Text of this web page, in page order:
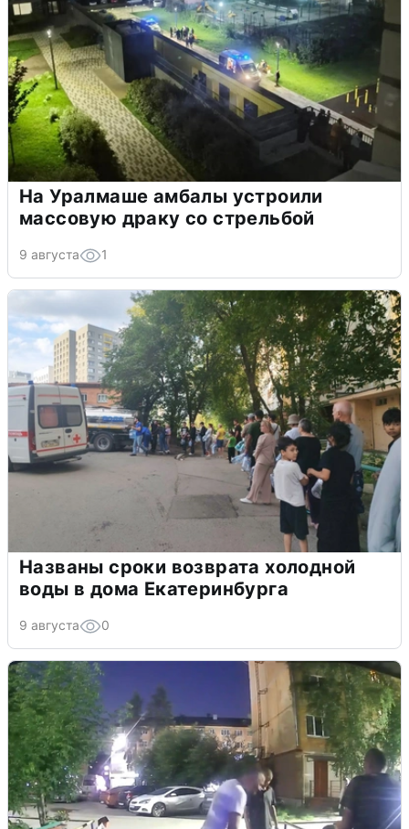
На Уралмаше амбалы устроили
массовую драку со стрельбой
9 августа 1
Названы сроки возврата холодной
воды в дома Екатеринбурга
9 августа 0